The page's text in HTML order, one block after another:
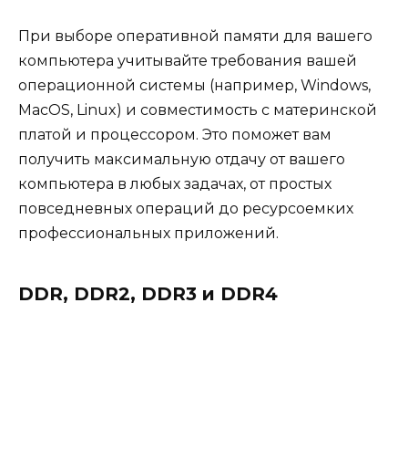
При выборе оперативной памяти для вашего
компьютера учитывайте требования вашей
операционной системы (например, Windows,
MacOS, Linux) и совместимость с материнской
платой и процессором. Это поможет вам
получить максимальную отдачу от вашего
компьютера в любых задачах, от простых
повседневных операций до ресурсоемких
профессиональных приложений.
DDR, DDR2, DDR3 и DDR4